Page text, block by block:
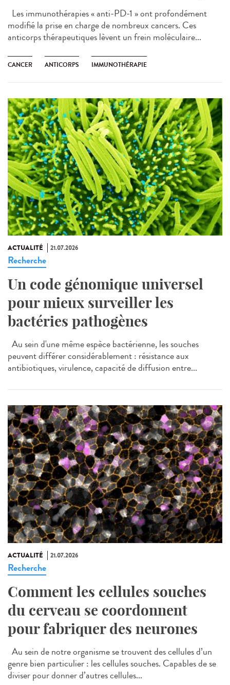
Les immunothérapies « anti-PD-1 » ont profondément
modifié la prise en charge de nombreux cancers. Ces
anticorps thérapeutiques lèvent un frein moléculaire...
CANCER ANTICORPS IMMUNOTHÉRAPIE
ACTUALITÉ 21.07.2026
Recherche
Un code génomique universel
pour mieux surveiller les
bactéries pathogènes
Au sein d'une même espèce bactérienne, les souches
peuvent différer considérablement : résistance aux
antibiotiques, virulence, capacité de diffusion entre...
ACTUALITÉ 21.07.2026
Recherche
Comment les cellules souches
du cerveau se coordonnent
pour fabriquer des neurones
Au sein de notre organisme se trouvent des cellules d’un
genre bien particulier : les cellules souches. Capables de se
diviser pour donner d’autres cellules...